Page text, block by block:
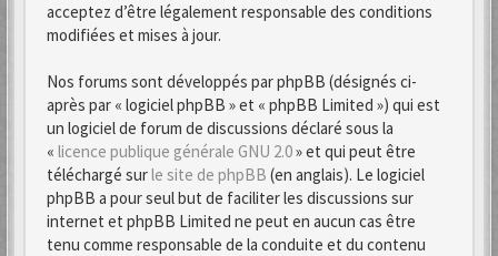
acceptez d’être légalement responsable des conditions
modifiées et mises à jour.
Nos forums sont développés par phpBB (désignés ci-
après par « logiciel phpBB » et « phpBB Limited ») qui est
un logiciel de forum de discussions déclaré sous la
« licence publique générale GNU 2.0» et qui peut être
téléchargé surle site de phpBB (en anglais). Le logiciel
phpBB a pour seul but de faciliter les discussions sur
internet et phpBB Limited ne peut en aucun cas être
tenu comme responsable de la conduite et du contenu